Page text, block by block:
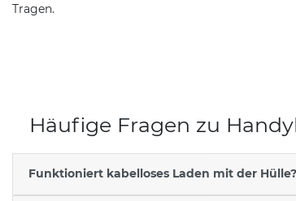
Tragen.
Häufige Fragen zu
Funktioniert kabelloses Laden mit der Hülle?